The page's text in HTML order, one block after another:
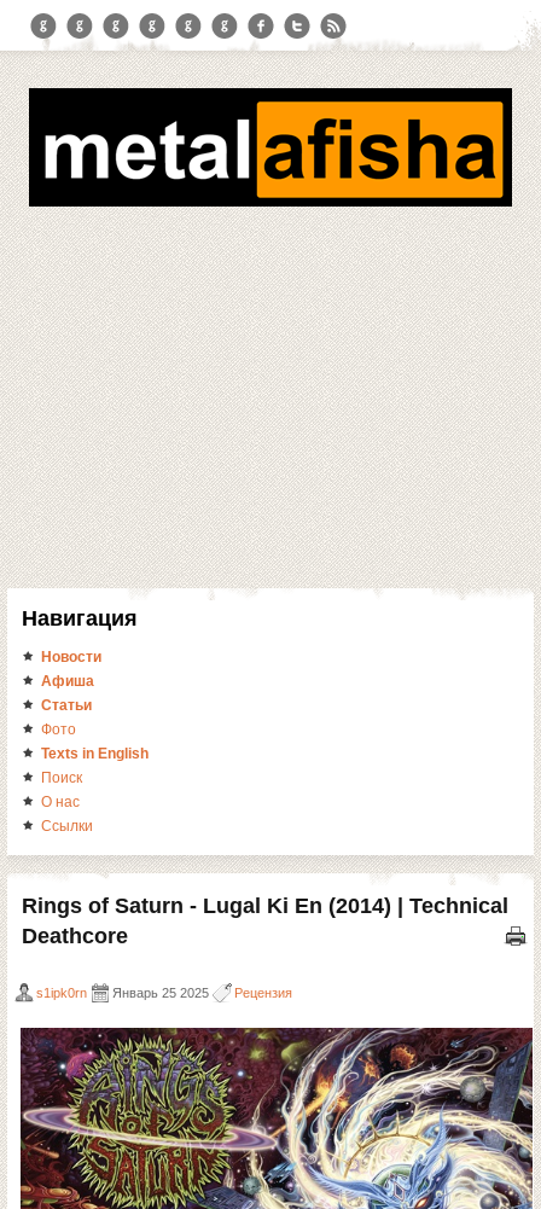
Навигация
Новости
Афиша
Статьи
Фото
Texts in English
Поиск
О нас
Ссылки
Rings of Saturn - Lugal Ki En (2014) | Technical
Deathcore
s1ipk0rn Январь 25 2025 Рецензия